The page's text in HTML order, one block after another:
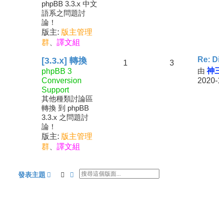
phpBB 3.3.x 中文
語系之問題討
論！
版主: 版主管理
群
譯文組
[3.3.x] 轉換
phpBB 3
Conversion
Support
其他種類討論區
轉換 到 phpBB
3.3.x 之問題討
論！
版主: 版主管理
群
譯文組
1 3
Re:
由 神
發表主題 搜尋 進階搜尋